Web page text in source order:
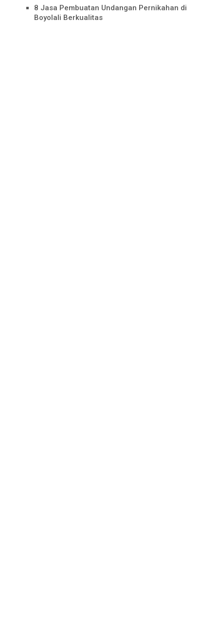
8 Jasa Pembuatan Undangan Pernikahan di
Boyolali Berkualitas